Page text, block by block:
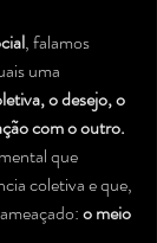
, falamos
uma
o desejo, o
com o outro.
que
coletiva e que,
o meio